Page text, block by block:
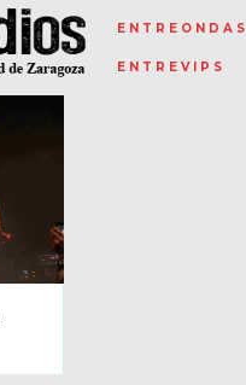
ENTREONDAS
ENTREVIPS